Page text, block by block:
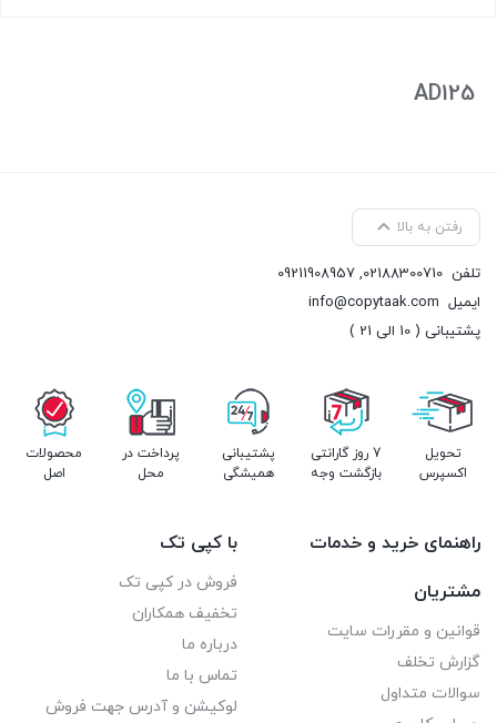
AD125
رفتن به بالا
تلفن 02188300710
,
09211908957
ایمیل info@copytaak.com
پشتیبانی ( 10 الی 21 )
تحویل
اکسپرس
7 روز گارانتی
بازگشت وجه
پشتیبانی
همیشگی
پرداخت در
محل
محصولات
اصل
راهنمای خرید و خدمات
مشتریان
قوانین و مقررات سایت
گزارش تخلف
سوالات متداول
با کپی تک
فروش در کپی تک
تخفیف همکاران
درباره ما
تماس با ما
لوکیشن و آدرس جهت فروش